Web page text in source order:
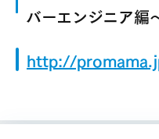
バーエンジニア編
http://